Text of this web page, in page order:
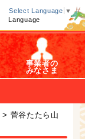
Select Language ▼
Language
事業者の
みなさま
> 菅谷たたら山